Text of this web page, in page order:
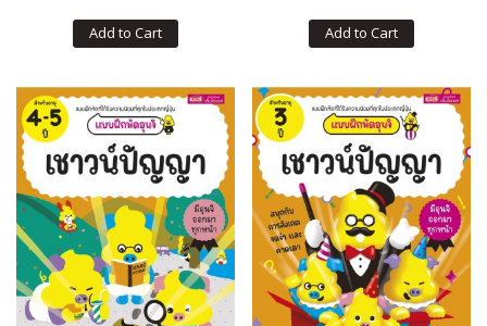
Add to Cart Add to Cart